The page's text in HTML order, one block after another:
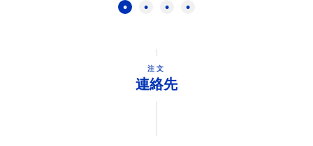
注文
連絡先